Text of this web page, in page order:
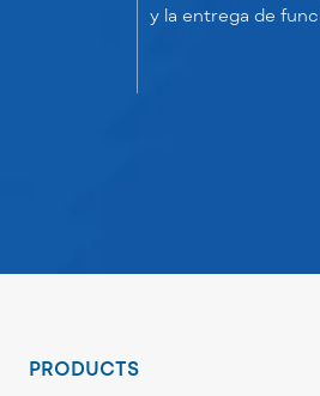
y la entrega de
PRODUCTS